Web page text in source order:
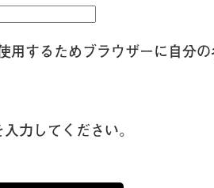
用するためブラウザーに自分
力してください。